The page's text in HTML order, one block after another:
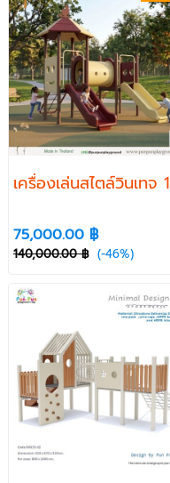
เครื่องเล่นสไตล์วินเทจ 1
75,000.00 ฿
140,000.00 ฿ (-46%)